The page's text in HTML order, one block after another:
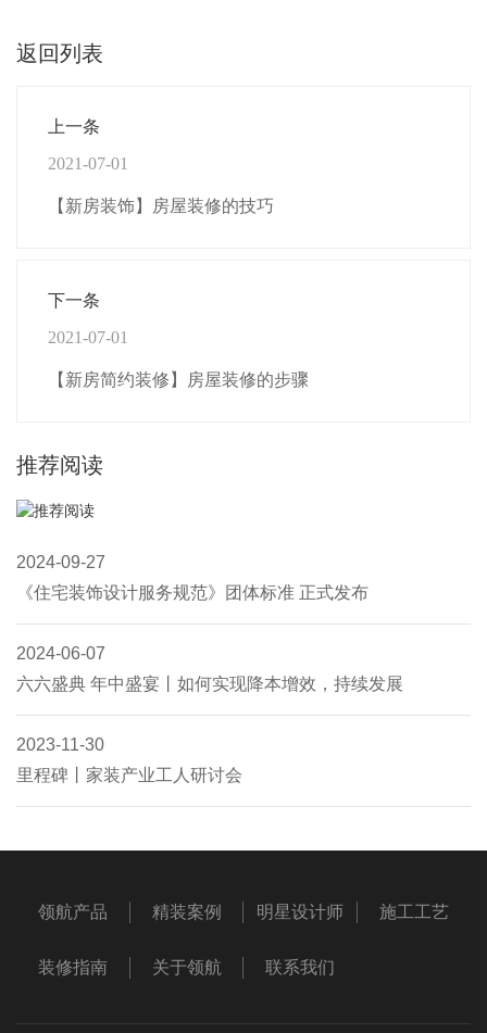
返回列表
上一条
2021-07-01
【新房装饰】房屋装修的技巧
下一条
2021-07-01
【新房简约装修】房屋装修的步骤
推荐阅读
2024-09-27
《住宅装饰设计服务规范》团体标准 正式发布
2024-06-07
六六盛典 年中盛宴丨如何实现降本增效，持续发展
2023-11-30
里程碑丨家装产业工人研讨会
领航产品 精装案例 明星设计师 施工工艺
装修指南 关于领航 联系我们